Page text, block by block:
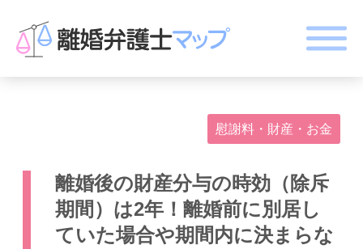
慰謝料・財産・お金
離婚後の財産分与の時効（除斥
期間）は2年！離婚前に別居し
ていた場合や期間内に決まらな